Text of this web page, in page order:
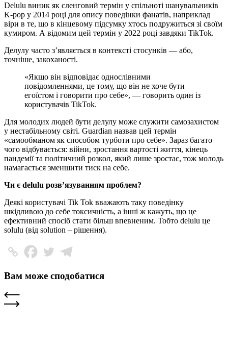
Delulu виник як сленговий термін у спільноті шанувальників
K-pop у 2014 році для опису поведінки фанатів, наприклад
віри в те, що в кінцевому підсумку хтось подружиться зі своїм
кумиром. А відомим цей термін у 2022 році завдяки TikTok.
Делулу часто з’являється в контексті стосунків — або,
точніше, закоханості.
«Якщо він відповідає однослівними
повідомленнями, це тому, що він не хоче бути
егоїстом і говорити про себе», — говорить один із
користувачів TikTok.
Для молодих людей бути делулу може служити самозахистом
у нестабільному світі. Guardian назвав цей термін
«самообманом як способом турботи про себе». Зараз багато
чого відбувається: війни, зростання вартості життя, кінець
пандемії та політичний розкол, який лише зростає, тож молодь
намагається зменшити тиск на себе.
Чи є delulu розв’язуванням проблем?
Деякі користувачі Tik Tok вважають таку поведінку
шкідливою до себе токсичність, а інші ж кажуть, що це
ефективний спосіб стати більш впевненим. Тобто delulu це
solulu (від solution – рішення).
Вам може сподобатися